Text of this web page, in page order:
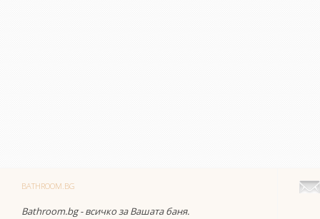
BATHROOM.BG
Bathroom.bg - всичко за Вашата баня.